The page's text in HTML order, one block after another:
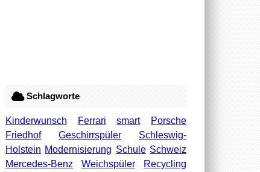
Schlagworte
Kinderwunsch Ferrari smart
Porsche
Friedhof
Geschirrspüler
Schleswig-
Holstein Modernisierung Schule Schweiz
Mercedes-Benz
Weichspüler
Recycling